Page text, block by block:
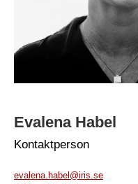
Evalena Habel
Kontaktperson
evalena.habel@iris.se